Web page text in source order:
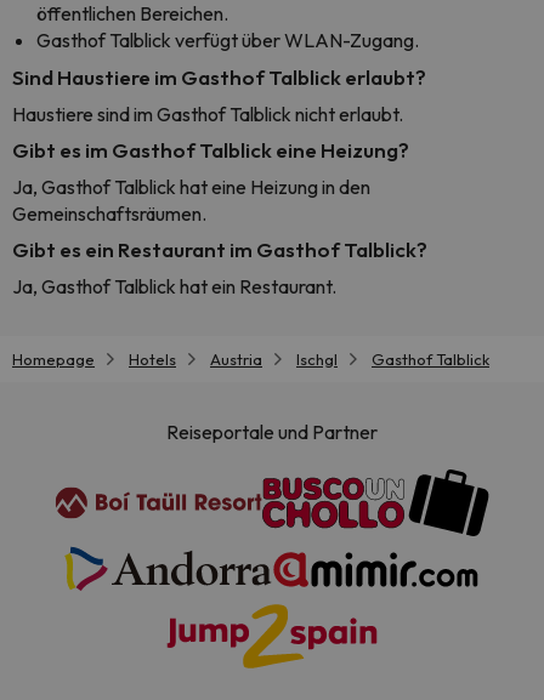
öffentlichen Bereichen.
Gasthof Talblick verfügt über WLAN-Zugang.
Sind Haustiere im Gasthof Talblick erlaubt?
Haustiere sind im Gasthof Talblick nicht erlaubt.
Gibt es im Gasthof Talblick eine Heizung?
Ja, Gasthof Talblick hat eine Heizung in den
Gemeinschaftsräumen.
Gibt es ein Restaurant im Gasthof Talblick?
Ja, Gasthof Talblick hat ein Restaurant.
Homepage Hotels Austria Ischgl Gasthof Talblick
Reiseportale und Partner